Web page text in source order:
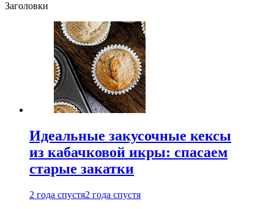
Заголовки
Идеальные закусочные кексы
из кабачковой икры: спасаем
старые закатки
2 года спустя2 года спустя